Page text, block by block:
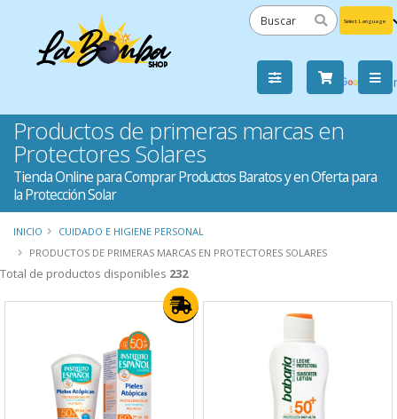
by
Productos de primeras marcas en
Protectores Solares
Tienda Online para Comprar Productos Baratos y en Oferta para
la Protección Solar
INICIO
CUIDADO E HIGIENE PERSONAL
PRODUCTOS DE PRIMERAS MARCAS EN PROTECTORES SOLARES
Total de productos disponibles 232